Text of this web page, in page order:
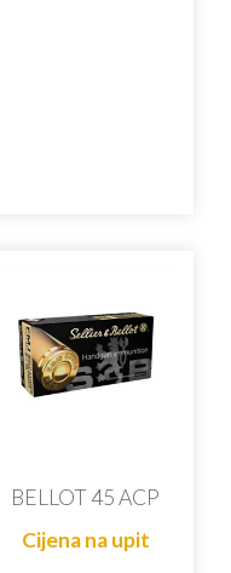
BELLOT 45 ACP
Cijena na upit